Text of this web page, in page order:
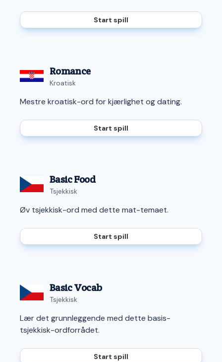
Start spill
Romance
Kroatisk
Mestre kroatisk-ord for kjærlighet og dating.
Start spill
Basic Food
Tsjekkisk
Øv tsjekkisk-ord med dette mat-temaet.
Start spill
Basic Vocab
Tsjekkisk
Lær det grunnleggende med dette basis-
tsjekkisk-ordforrådet.
Start spill